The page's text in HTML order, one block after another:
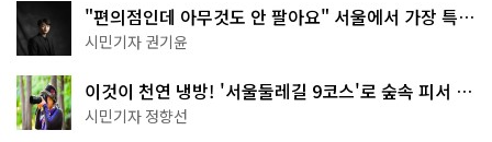
"편의점인데 아무것도 안 팔아요" 서울에서 가장 특별
한 편의점의 정체
시민기자 권기윤
이것이 천연 냉방! '서울둘레길 9코스'로 숲속 피서 떠
나볼까
시민기자 정향선